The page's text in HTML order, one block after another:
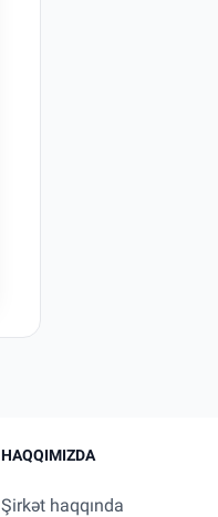
HAQQIMIZDA
Şirkət haqqında